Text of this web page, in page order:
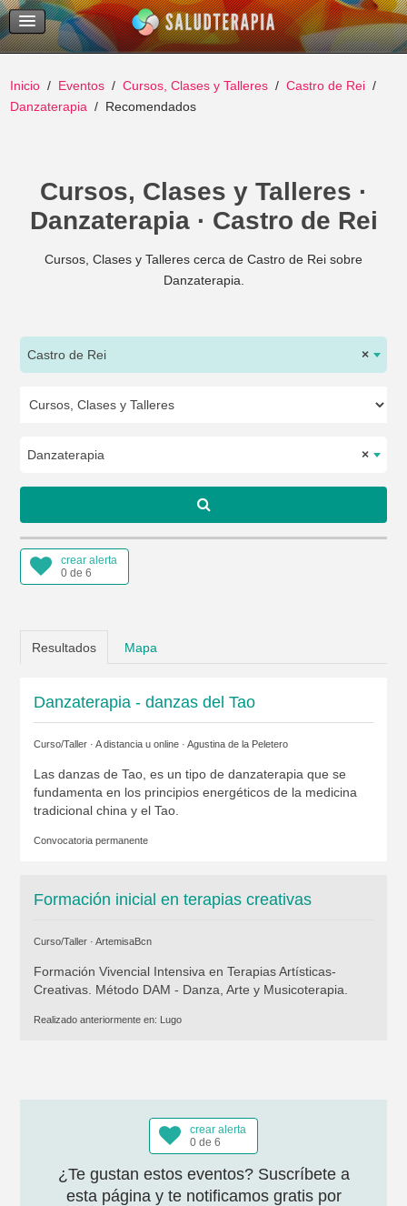
Temas Recientes
Buscar
Inicio Eventos Cursos, Clases y Talleres
Castro de Rei
Danzaterapia
Recomendados
Cursos, Clases y Talleres ·
Danzaterapia · Castro de Rei
Cursos, Clases y Talleres cerca de Castro de Rei sobre
Danzaterapia.
×
Castro de Rei
×
Danzaterapia
crear alerta
0 de 6
Resultados Mapa
Danzaterapia - danzas del Tao
Curso/Taller · A distancia u online · Agustina de la Peletero
Las danzas de Tao, es un tipo de danzaterapia que se
fundamenta en los principios energéticos de la medicina
tradicional china y el Tao.
Convocatoria permanente
Formación inicial en terapias creativas
Curso/Taller · ArtemisaBcn
Formación Vivencial Intensiva en Terapias Artísticas-
Creativas. Método DAM - Danza, Arte y Musicoterapia.
Realizado anteriormente en: Lugo
crear alerta
0 de 6
¿Te gustan estos eventos? Suscríbete a
esta página y te notificamos gratis por